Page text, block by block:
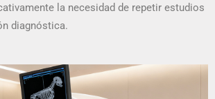
la necesidad de repetir estudios
diagnóstica.